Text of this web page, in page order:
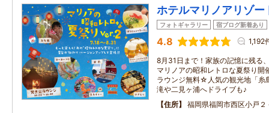
ホテルマリノアリゾー
フォトギャラリー 宿ブログ新着あり
4.8 1,192
8月31日まで！家族の記憶に残る
マリノアの昭和レトロな夏祭り
ラウンジ無料☆人気の観光地「糸
滝や二見ヶ浦へドライブも♪
住所
福岡県福岡市西区小戸２